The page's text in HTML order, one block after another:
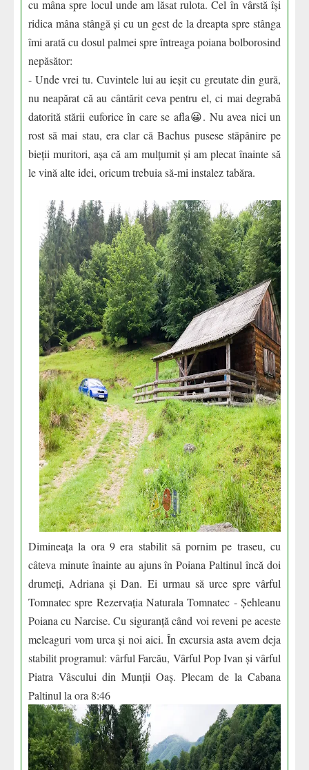
cu mâna spre locul unde am lăsat rulota. Cel în vârstă își
ridica mâna stângă și cu un gest de la dreapta spre stânga
îmi arată cu dosul palmei spre întreaga poiana bolborosind
nepăsător:
- Unde vrei tu. Cuvintele lui au ieșit cu greutate din gură,
nu neapărat că au cântărit ceva pentru el, ci mai degrabă
datorită stării euforice în care se afla😀. Nu avea nici un
rost să mai stau, era clar că Bachus pusese stăpânire pe
bieții muritori, așa că am mulțumit și am plecat înainte să
le vină alte idei, oricum trebuia să-mi instalez tabăra.
Dimineața la ora 9 era stabilit să pornim pe traseu, cu
câteva minute înainte au ajuns în Poiana Paltinul încă doi
drumeți, Adriana și Dan. Ei urmau să urce spre vârful
Tomnatec spre Rezervația Naturala Tomnatec - Șehleanu
Poiana cu Narcise. Cu siguranță când voi reveni pe aceste
meleaguri vom urca și noi aici. În excursia asta avem deja
stabilit programul: vârful Farcău, Vârful Pop Ivan și vârful
Piatra Vâscului din Munții Oaș.Plecam de la Cabana
Paltinul la ora 8:46